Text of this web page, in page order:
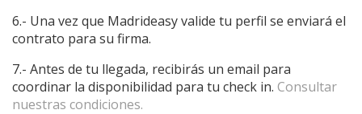
6.- Una vez que Madrideasy valide tu perfil se enviará el
contrato para su firma.
7.- Antes de tu llegada, recibirás un email para
coordinar la disponibilidad para tu check in. Consultar
nuestras condiciones.